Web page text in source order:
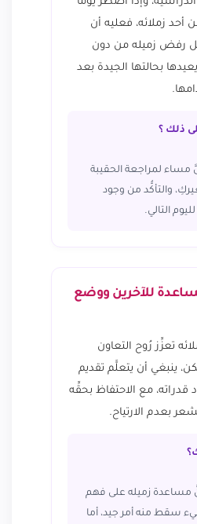
أحد زملائه، فعليه أن
رفض زميله من دون
بحالتها الجيدة بعد
ذلك ؟
لمراجعة الحقيبة
والتأكُّد من وجود
التالي.
للآخرين ووضع
تعزِّز رُوح التعاون
ينبغي أن يتعلَّم تقديم
مع الاحتفاظ بحقِّه
بعدم الارتياح.
مساعدة زميله على فهم
سقط منه أمر جيد، أما